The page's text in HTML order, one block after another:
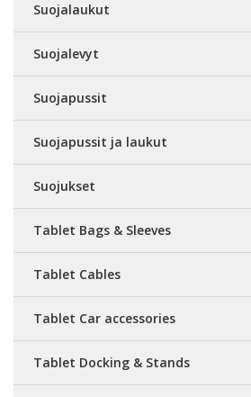
Suojalaukut
Suojalevyt
Suojapussit
Suojapussit ja laukut
Suojukset
Tablet Bags & Sleeves
Tablet Cables
Tablet Car accessories
Tablet Docking & Stands